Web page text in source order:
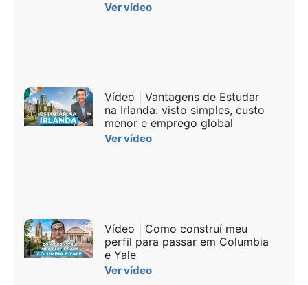
Ver vídeo
Vídeo | Vantagens de Estudar
na Irlanda: visto simples, custo
menor e emprego global
Ver vídeo
Vídeo | Como construí meu
perfil para passar em Columbia
e Yale
Ver vídeo